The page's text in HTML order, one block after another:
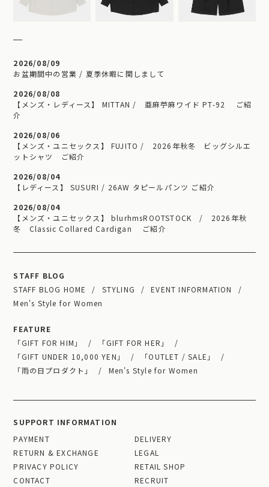
2026/08/09
お盆期間中の営業 / 夏季休暇に関しまして
2026/08/08
【メンズ・レディース】 MITTAN / 亜麻苧麻ワイド PT-92 ご紹
介
2026/08/06
【メンズ・ユニセックス】 FUJITO / 2026年秋冬 ビッグシルエ
ットシャツ ご紹介
2026/08/04
【レディース】 SUSURI / 26AW タピールパンツ ご紹介
2026/08/04
【メンズ・ユニセックス】 blurhmsROOTSTOCK / 2026年秋
冬 Classic Collared Cardigan ご紹介
STAFF BLOG
STAFF BLOG HOME
STYLING
EVENT INFORMATION
Men's Style for Women
FEATURE
「GIFT FOR HIM」
「GIFT FOR HER」
「GIFT UNDER 10,000 YEN」
「OUTLET / SALE」
「雨の日プロダクト」
Men's Style for Women
SUPPORT INFORMATION
PAYMENT
DELIVERY
RETURN & EXCHANGE
LEGAL
PRIVACY POLICY
RETAIL SHOP
CONTACT
RECRUIT